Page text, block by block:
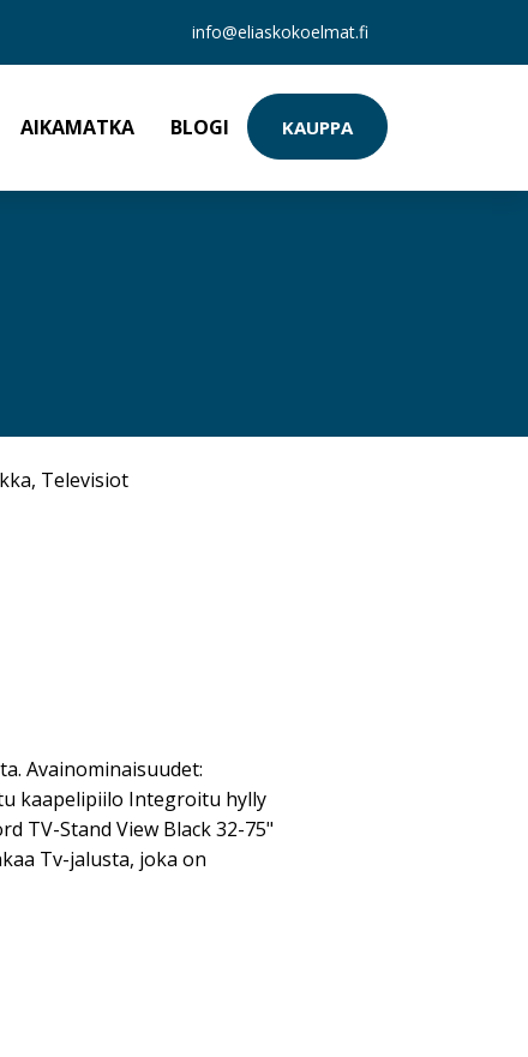
info@eliaskokoelmat.fi
AIKAMATKA BLOGI KAUPPA
, Televisiot
Avainominaisuudet:
kaapelipiilo Integroitu hylly
TV-Stand View Black 32-75"
Tv-jalusta, joka on